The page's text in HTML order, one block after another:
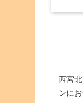
西宮
ンに